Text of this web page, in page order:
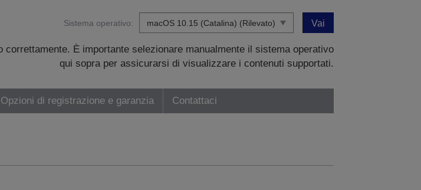
Sistema operativo: Vai
È importante selezionare manualmente il sistema operativo
qui sopra per assicurarsi di visualizzare i contenuti supportati.
Opzioni di registrazione e garanzia Contattaci